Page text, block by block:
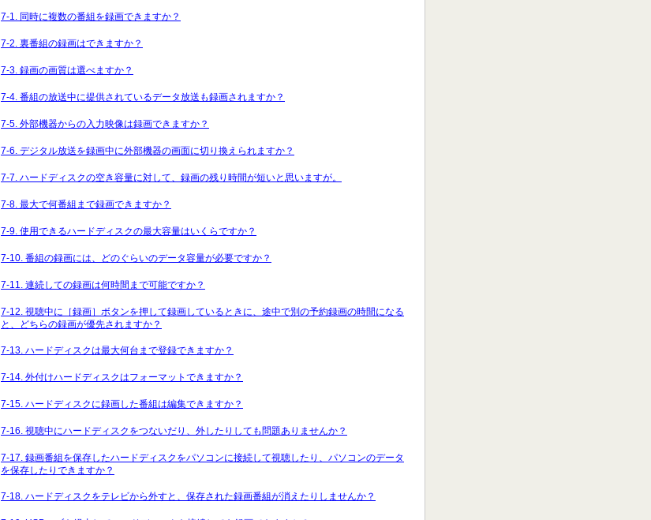
7-1. 同時に複数の番組を録画できますか？
7-2. 裏番組の録画はできますか？
7-3. 録画の画質は選べますか？
7-4. 番組の放送中に提供されているデータ放送も録画されますか？
7-5. 外部機器からの入力映像は録画できますか？
7-6. デジタル放送を録画中に外部機器の画面に切り換えられますか？
7-7. ハードディスクの空き容量に対して、録画の残り時間が短いと思いますが。
7-8. 最大で何番組まで録画できますか？
7-9. 使用できるハードディスクの最大容量はいくらですか？
7-10. 番組の録画には、どのぐらいのデータ容量が必要ですか？
7-11. 連続しての録画は何時間まで可能ですか？
7-12. 視聴中に［録画］ボタンを押して録画しているときに、途中で別の予約録画の時間になる
と、どちらの録画が優先されますか？
7-13. ハードディスクは最大何台まで登録できますか？
7-14. 外付けハードディスクはフォーマットできますか？
7-15. ハードディスクに録画した番組は編集できますか？
7-16. 視聴中にハードディスクをつないだり、外したりしても問題ありませんか？
7-17. 録画番組を保存したハードディスクをパソコンに接続して視聴したり、パソコンのデータ
を保存したりできますか？
7-18. ハードディスクをテレビから外すと、保存された録画番組が消えたりしませんか？